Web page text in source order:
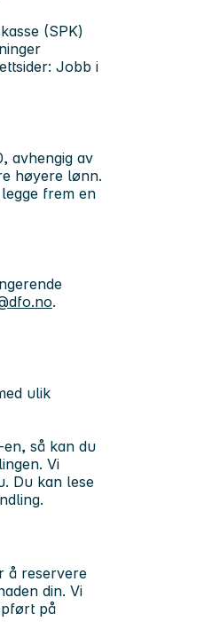
(SPK)
Jobb i
avhengig av
høyere lønn.
frem en
.
ulik
så kan du
Vi
Du kan lese
å reservere
din. Vi
på